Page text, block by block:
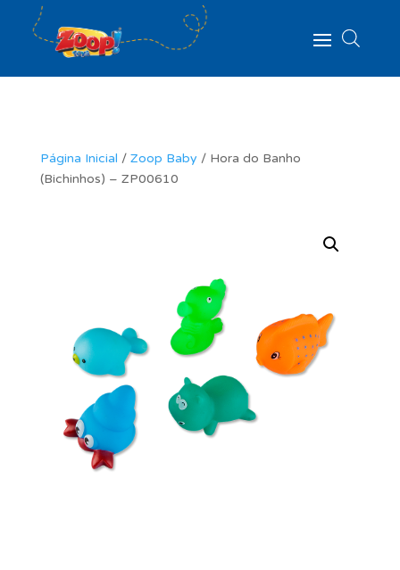
Página Inicial / Zoop Baby / Hora do Banho
(Bichinhos) – ZP00610